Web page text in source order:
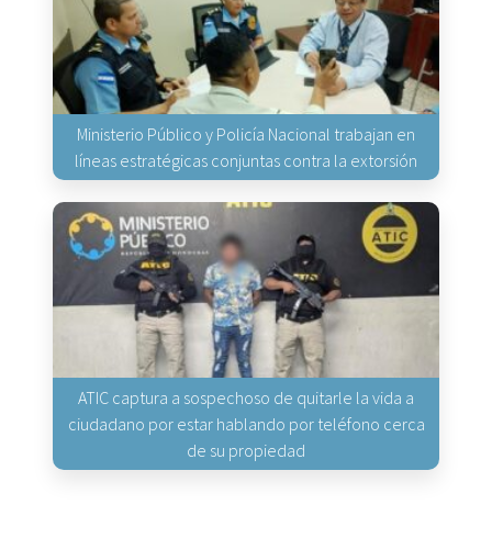
Ministerio Público y Policía Nacional trabajan en
líneas estratégicas conjuntas contra la extorsión
ATIC captura a sospechoso de quitarle la vida a
ciudadano por estar hablando por teléfono cerca
de su propiedad